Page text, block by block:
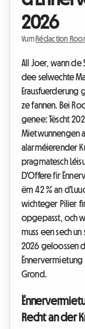
2026
Vum Rédaction
All Joer, wann de
dee selwechte
Erausfuerderung
ze fannen. Bei
genee: Tëscht
Mietwunnengen
alarméierender
pragmatesch
D'Offere fir
ëm 42 % an
wichteger Pilier
opgepasst, och
muss een sech
2026 geloossen
Ënnervermietung
Grond.
Recht an der